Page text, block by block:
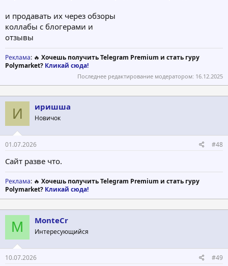
и продавать их через обзоры
коллабы с блогерами и
отзывы
Реклама: 🔥 Хочешь получить Telegram Premium и стать гуру
Polymarket? Кликай сюда!
Последнее редактирование модератором: 16.12.2025
И иришша
Новичок
01.07.2026 #48
Сайт разве что.
Реклама: 🔥 Хочешь получить Telegram Premium и стать гуру
Polymarket? Кликай сюда!
M MonteCr
Интересующийся
10.07.2026 #49